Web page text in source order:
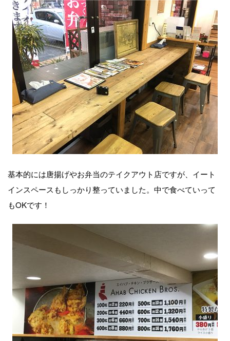
基本的には唐揚げやお弁当のテイクアウト店ですが、イート
インスペースもしっかり整っていました。中で食べていって
もOKです！